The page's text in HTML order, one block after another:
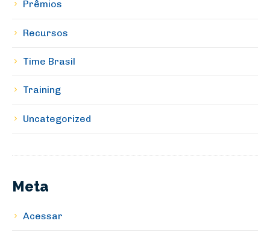
Prêmios
Recursos
Time Brasil
Training
Uncategorized
Meta
Acessar